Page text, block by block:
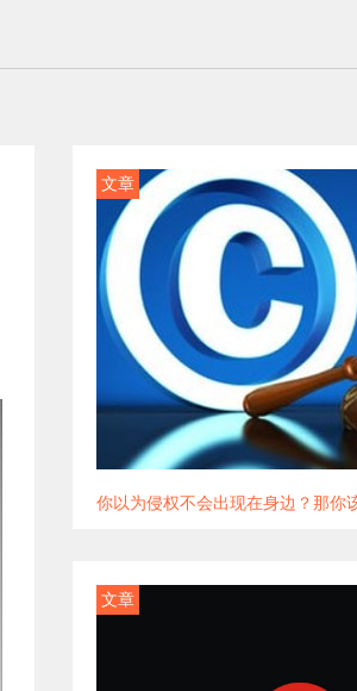
你以为侵权不会出现在身边？那你
文章
文章